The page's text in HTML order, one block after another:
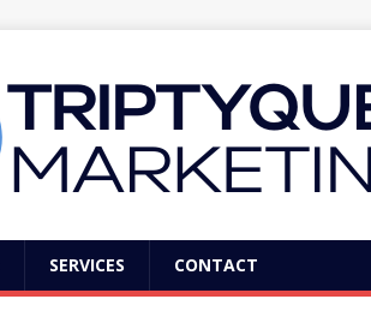
SERVICES CONTACT